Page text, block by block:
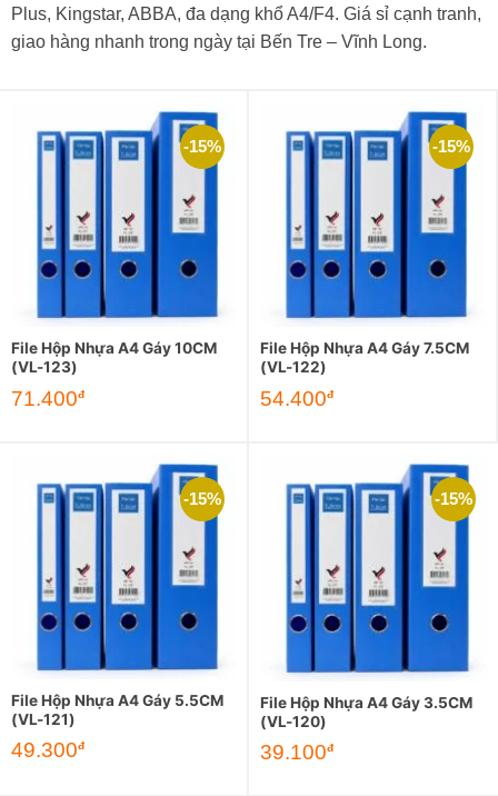
Plus, Kingstar, ABBA, đa dạng khổ A4/F4. Giá sỉ cạnh tranh,
giao hàng nhanh trong ngày tại Bến Tre – Vĩnh Long.
-15%
File Hộp Nhựa A4 Gáy 10CM
(VL-123)
Giá
gốc
71.400đGiá
-15%
File Hộp Nhựa A4 Gáy 7.5CM
(VL-122)
Giá
gốc
54.400đGiá
-15%
File Hộp Nhựa A4 Gáy 5.5CM
(VL-121)
Giá
gốc
49.300đGiá
-15%
File Hộp Nhựa A4 Gáy 3.5CM
(VL-120)
Giá
gốc
39.100đGiá